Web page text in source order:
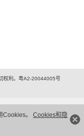
Cookies。 Cookies和隐
权利。粤A2-20044005号